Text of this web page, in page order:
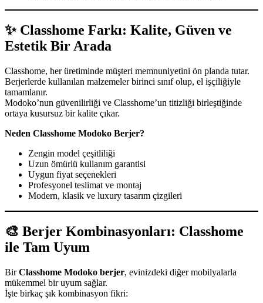
✨ Classhome Farkı: Kalite, Güven ve
Estetik Bir Arada
Classhome, her üretiminde müşteri memnuniyetini ön planda tutar.
Berjerlerde kullanılan malzemeler birinci sınıf olup, el işçiliğiyle
tamamlanır.
Modoko’nun güvenilirliği ve Classhome’un titizliği birleştiğinde
ortaya kusursuz bir kalite çıkar.
Neden Classhome Modoko Berjer?
Zengin model çeşitliliği
Uzun ömürlü kullanım garantisi
Uygun fiyat seçenekleri
Profesyonel teslimat ve montaj
Modern, klasik ve luxury tasarım çizgileri
🎨 Berjer Kombinasyonları: Classhome
ile Tam Uyum
BirClasshome Modoko berjer, evinizdeki diğer mobilyalarla
mükemmel bir uyum sağlar.
İşte birkaç şık kombinasyon fikri: